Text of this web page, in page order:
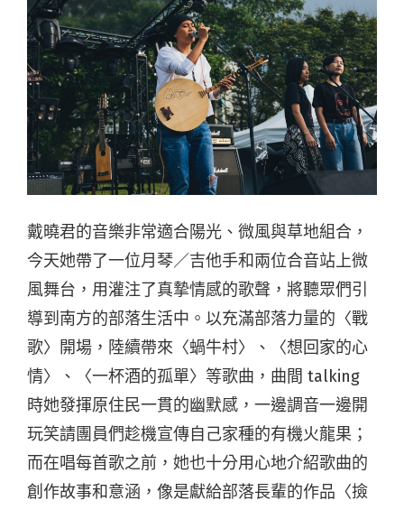
戴曉君的音樂非常適合陽光、微風與草地組合，
今天她帶了一位月琴／吉他手和兩位合音站上微
風舞台，用灌注了真摯情感的歌聲，將聽眾們引
導到南方的部落生活中。以充滿部落力量的〈戰
歌〉開場，陸續帶來〈蝸牛村〉、〈想回家的心
情〉、〈一杯酒的孤單〉等歌曲，曲間 talking
時她發揮原住民一貫的幽默感，一邊調音一邊開
玩笑請團員們趁機宣傳自己家種的有機火龍果；
而在唱每首歌之前，她也十分用心地介紹歌曲的
創作故事和意涵，像是獻給部落長輩的作品〈撿